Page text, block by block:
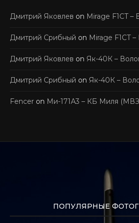
Дмитрий Яковлев on Mirage F1CT
Дмитрий Срибный on Mirage F1CT
Дмитрий Яковлев on Як-40К –
Дмитрий Срибный on Як-40К –
Fencer on Ми-171А3 – КБ Миля
ПОПУЛЯРНЫЕ